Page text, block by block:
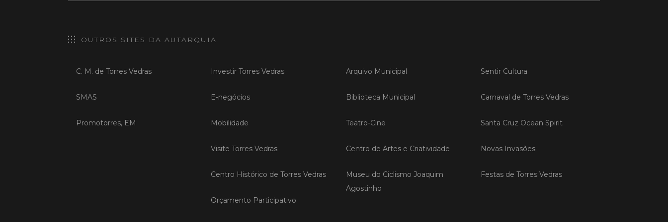
Publicado em 20/04/26
edição da Semana INOV-E
Vedras regressou entre os dias 13 e 16 de abril,
iniciativas focadas na inovação, criação de
OUTROS SITES DA AUTARQUIA
C. M. de Torres Vedras
SMAS
Promotorres, EM
Investir Torres Vedras
E-negócios
Mobilidade
Visite Torres Vedras
Centro Histórico de Torres Vedras
Orçamento Participativo
Arquivo Municipal
Biblioteca Municipal
Teatro-Cine
Centro de Artes e Criatividade
Museu do Ciclismo Joaquim
Agostinho
Sentir Cultura
Carnaval de Torres Vedras
Santa Cruz Ocean Spirit
Novas Invasões
Festas de Torres Vedras